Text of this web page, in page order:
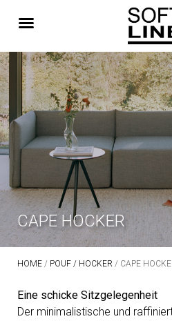
CAPE HOCKER
HOME / POUF / HOCKER / CAPE
Eine schicke Sitzgelegenheit
Der minimalistische und